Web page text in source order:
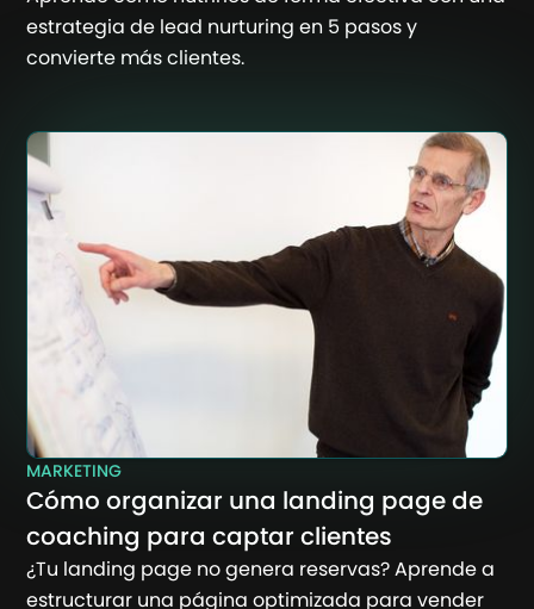
estrategia de lead nurturing en 5 pasos y
convierte más clientes.
MARKETING
Cómo organizar una landing page de
coaching para captar clientes
¿Tu landing page no genera reservas? Aprende a
estructurar una página optimizada para vender